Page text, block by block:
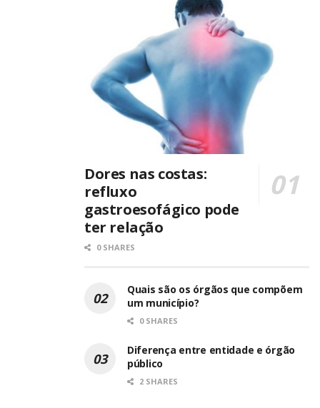
Dores nas costas:
refluxo
gastroesofágico pode
ter relação
0 SHARES
Quais são os órgãos que compõem
um município?
0 SHARES
Diferença entre entidade e órgão
público
2 SHARES